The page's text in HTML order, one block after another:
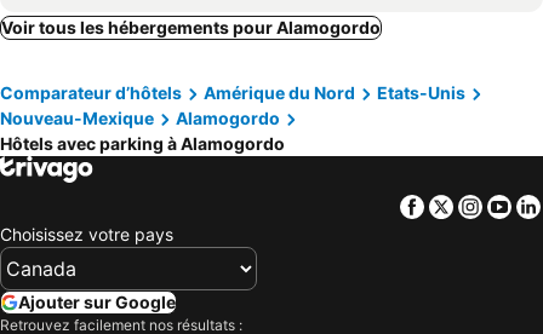
Voir tous les hébergements pour Alamogordo
Comparateur d’hôtels Amérique du Nord
Etats-Unis
Nouveau-Mexique
Alamogordo
Hôtels avec parking à Alamogordo
Facebook
Twitter
Choisissez votre pays
Ajouter sur Google
Retrouvez facilement nos résultats :